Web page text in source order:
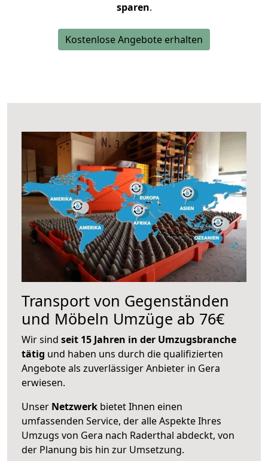
sparen.
Kostenlose Angebote erhalten
Transport von Gegenständen
und Möbeln Umzüge ab 76€
Wir sind seit 15 Jahren in der Umzugsbranche
tätig und haben uns durch die qualifizierten
Angebote als zuverlässiger Anbieter in Gera
erwiesen.
Unser Netzwerk bietet Ihnen einen
umfassenden Service, der alle Aspekte Ihres
Umzugs von Gera nach Raderthal abdeckt, von
der Planung bis hin zur Umsetzung.